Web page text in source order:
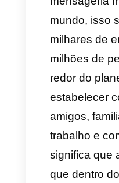
Depois
contato,
empresa